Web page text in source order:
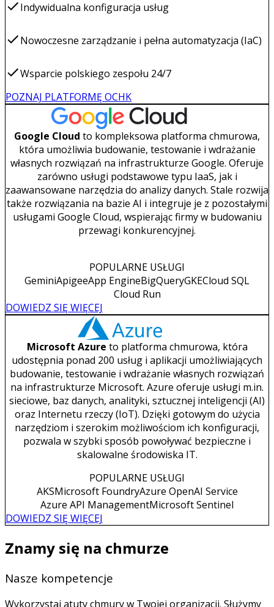
Indywidualna konfiguracja usług
Nowoczesne zarządzanie i pełna automatyzacja (IaC)
Wsparcie polskiego zespołu 24/7
POZNAJ PLATFORMĘ OCHK
Google Cloud to kompleksowa platforma chmurowa,
która umożliwia budowanie, testowanie i wdrażanie
własnych rozwiązań na infrastrukturze Google. Oferuje
zarówno usługi podstawowe typu IaaS, jak i
zaawansowane narzędzia do analizy danych. Stale rozwija
także rozwiązania na bazie AI i integruje je z pozostałymi
usługami Google Cloud, wspierając firmy w budowaniu
przewagi konkurencyjnej.
POPULARNE USŁUGI
GeminiApigeeApp EngineBigQueryGKECloud SQL
Cloud Run
DOWIEDZ SIĘ WIĘCEJ
Microsoft Azure to platforma chmurowa, która
udostępnia ponad 200 usług i aplikacji umożliwiających
budowanie, testowanie i wdrażanie własnych rozwiązań
na infrastrukturze Microsoft. Azure oferuje usługi m.in.
sieciowe, baz danych, analityki, sztucznej inteligencji (AI)
oraz Internetu rzeczy (IoT). Dzięki gotowym do użycia
narzędziom i szerokim możliwościom ich konfiguracji,
pozwala w szybki sposób powoływać bezpieczne i
skalowalne środowiska IT.
POPULARNE USŁUGI
AKSMicrosoft FoundryAzure OpenAI Service
Azure API ManagementMicrosoft Sentinel
DOWIEDZ SIĘ WIĘCEJ
Znamy się na chmurze
Nasze kompetencje
Wykorzystaj atuty chmury w Twojej organizacji. Służymy